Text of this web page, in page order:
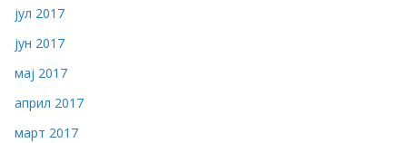
јул 2017
јун 2017
мај 2017
април 2017
март 2017